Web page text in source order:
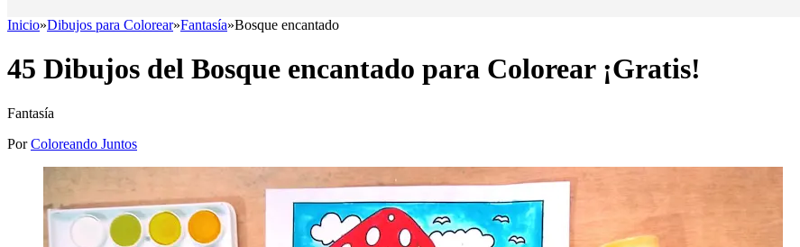
Inicio»Dibujos para Colorear»Fantasía»Bosque encantado
45 Dibujos del Bosque encantado para Colorear ¡Gratis!
Fantasía
PorColoreando Juntos